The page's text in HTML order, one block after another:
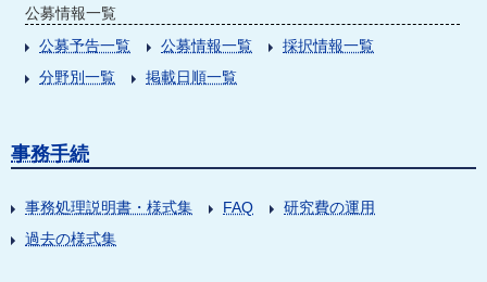
公募情報一覧
公募予告一覧
公募情報一覧
採択情報一覧
分野別一覧
掲載日順一覧
事務手続
事務処理説明書・様式集 FAQ
研究費の運用
過去の様式集